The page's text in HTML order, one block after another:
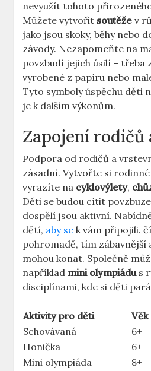
nevyužít tohoto
Můžete vytvořit soutěže v
jako jsou skoky, běhy nebo
závody. Nezapomeňte na
povzbudí jejich úsilí – třeba
vyrobené z papíru nebo
Tyto symboly úspěchu děti
je k dalším výkonům.
Zapojení rodičů
Podpora od rodičů a
zásadní. Vytvořte si
vyrazíte na cyklovýlety,
Děti se budou cítit
dospělí jsou aktivní.
dětí, aby se k vám připojili.
pohromadě, tím zábavnější
mohou konat. Společně
například mini olympiádus
disciplínami, kde si děti
Aktivity pro děti Věk
Schovávaná
6+
Honička
6+
Mini olympiáda
8+